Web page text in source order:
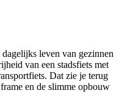
leven van gezinnen
van een stadsfiets met
Dat zie je terug
en de slimme opbouw